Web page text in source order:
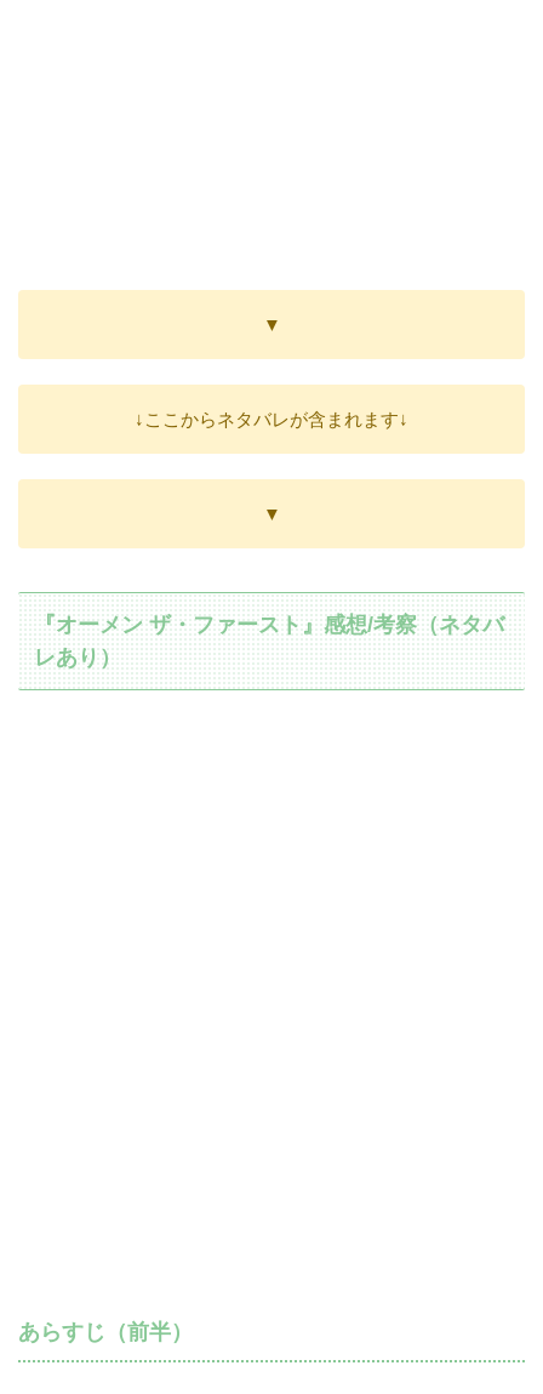
▼
↓ここからネタバレが含まれます↓
▼
『オーメン ザ・ファースト』感想/考察（ネタバ
レあり）
あらすじ（前半）